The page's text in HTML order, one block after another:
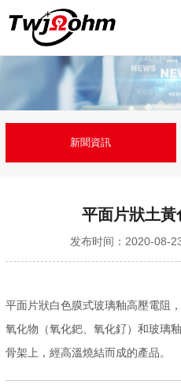
新聞資訊
平面片狀土
发布时间：2020-08-
平面片狀白色膜式玻璃釉高壓電阻
氧化物（氧化鈀、氧化釕）和玻璃
骨架上，經高溫燒結而成的產品。